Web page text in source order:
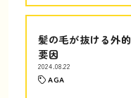
髪の毛が抜ける外的
要因
2024.08.22
AGA